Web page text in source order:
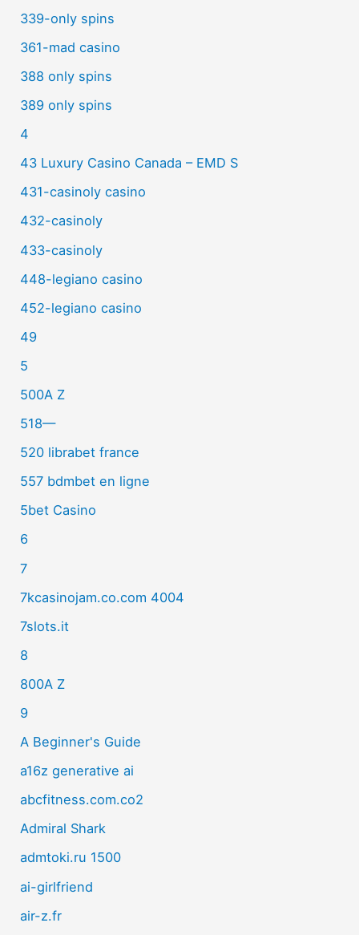
339-only spins
361-mad casino
388 only spins
389 only spins
4
43 Luxury Casino Canada – EMD S
431-casinoly casino
432-casinoly
433-casinoly
448-legiano casino
452-legiano casino
49
5
500A Z
518—
520 librabet france
557 bdmbet en ligne
5bet Casino
6
7
7kcasinojam.co.com 4004
7slots.it
8
800A Z
9
A Beginner's Guide
a16z generative ai
abcfitness.com.co2
Admiral Shark
admtoki.ru 1500
ai-girlfriend
air-z.fr